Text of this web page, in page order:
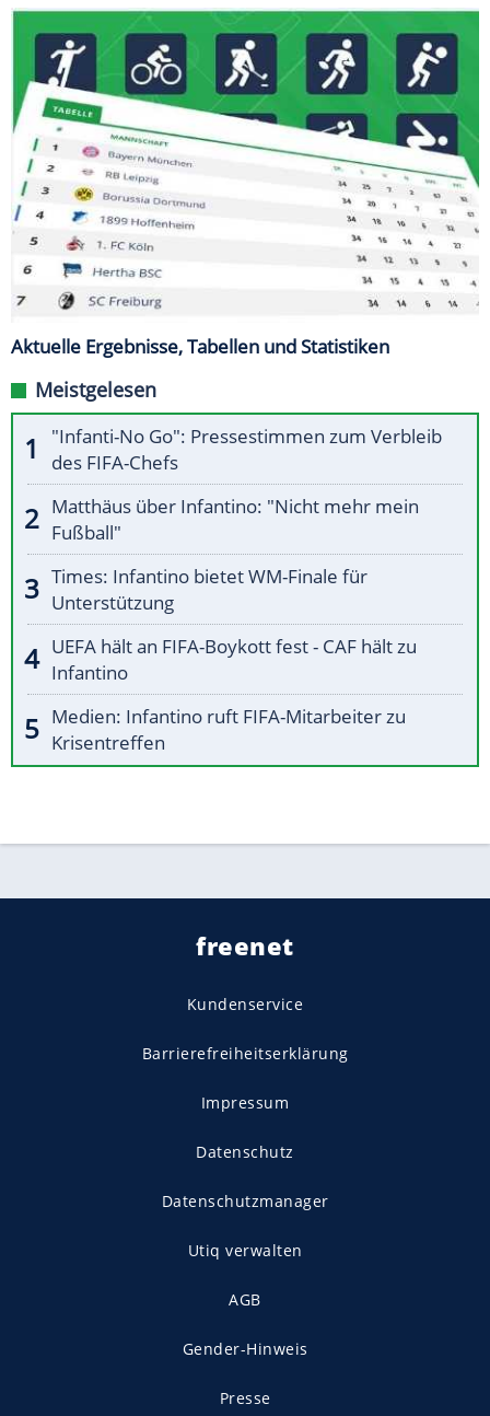
Aktuelle Ergebnisse, Tabellen und Statistiken
Meistgelesen
"Infanti-No Go": Pressestimmen zum Verbleib
des FIFA-Chefs
Matthäus über Infantino: "Nicht mehr mein
Fußball"
Times: Infantino bietet WM-Finale für
Unterstützung
UEFA hält an FIFA-Boykott fest - CAF hält zu
Infantino
Medien: Infantino ruft FIFA-Mitarbeiter zu
Krisentreffen
freenet
Kundenservice
Barrierefreiheitserklärung
Impressum
Datenschutz
Datenschutzmanager
Utiq verwalten
AGB
Gender-Hinweis
Presse